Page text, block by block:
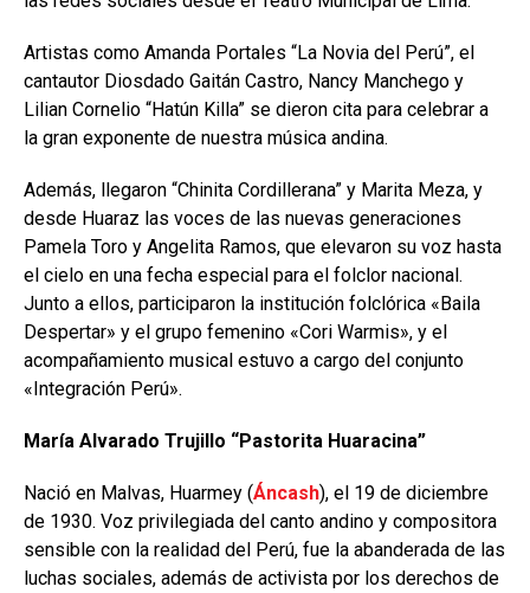
Artistas como Amanda Portales “La Novia del Perú”, el
cantautor Diosdado Gaitán Castro, Nancy Manchego y
Lilian Cornelio “Hatún Killa” se dieron cita para celebrar a
la gran exponente de nuestra música andina.
Además, llegaron “Chinita Cordillerana” y Marita Meza, y
desde Huaraz las voces de las nuevas generaciones
Pamela Toro y Angelita Ramos, que elevaron su voz hasta
el cielo en una fecha especial para el folclor nacional.
Junto a ellos, participaron la institución folclórica «Baila
Despertar» y el grupo femenino «Cori Warmis», y el
acompañamiento musical estuvo a cargo del conjunto
«Integración Perú».
María Alvarado Trujillo “Pastorita Huaracina”
Nació en Malvas, Huarmey (Áncash), el 19 de diciembre
de 1930. Voz privilegiada del canto andino y compositora
sensible con la realidad del Perú, fue la abanderada de las
luchas sociales, además de activista por los derechos de